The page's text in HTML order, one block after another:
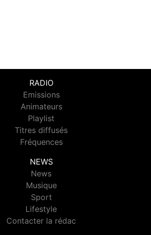
RADIO
Emissions
Animateurs
Playlist
Titres diffusés
Fréquences
NEWS
News
Musique
Sport
Lifestyle
Contacter la rédac